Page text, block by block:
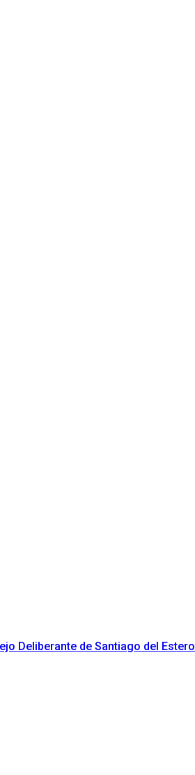
Deliberante de Santiago del Estero